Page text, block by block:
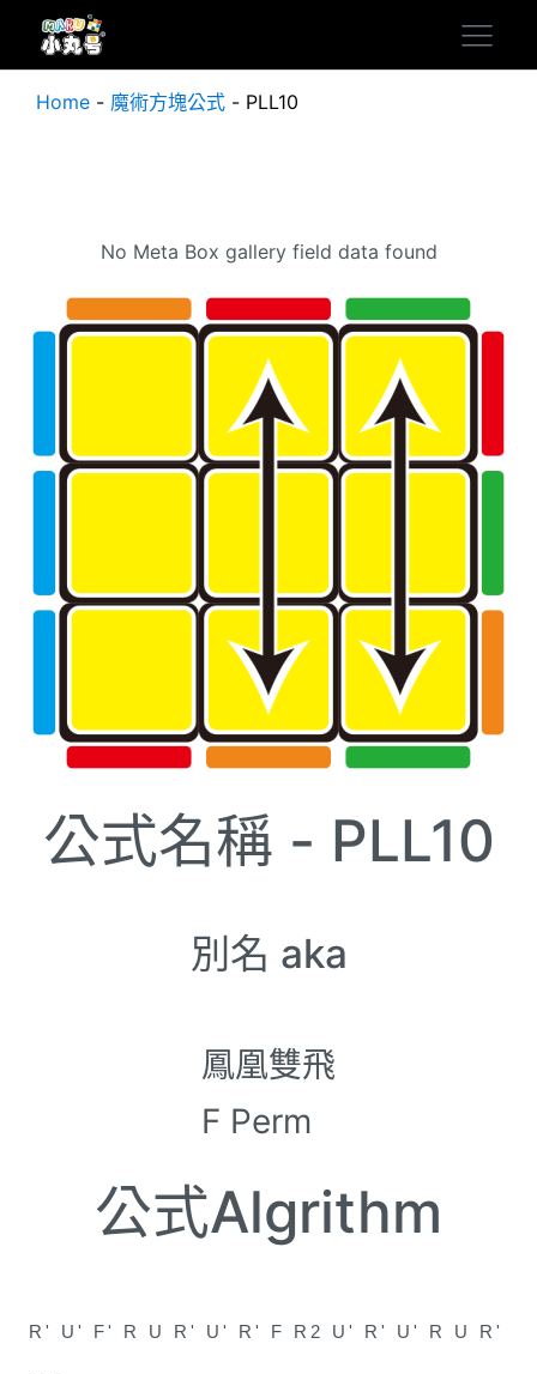
Home - 魔術方塊公式 - PLL10
No Meta Box gallery field data found
公式名稱 - PLL10
別名 aka
鳳凰雙飛
F Perm
公式Algrithm
R' U' F' R U R' U' R' F R2 U' R' U' R U R'